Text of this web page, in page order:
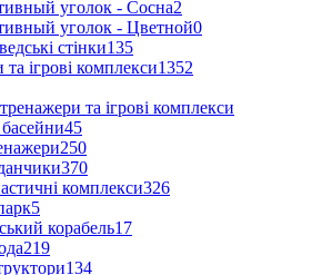
уголок - Сосна2
уголок - Цветной0
стінки135
ігрові комплекси1352
та ігрові комплекси
басейни45
250
370
комплекси326
5
корабель17
219
134